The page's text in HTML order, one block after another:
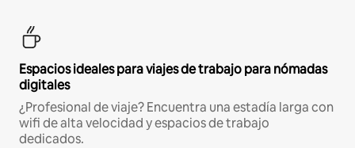
Espacios ideales para viajes de trabajo para nómadas
digitales
¿Profesional de viaje? Encuentra una estadía larga con
wifi de alta velocidad y espacios de trabajo
dedicados.